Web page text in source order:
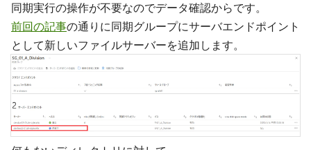
同期実行の操作が不要なのでデータ確認からです。
前回の記事の通りに同期グループにサーバエンドポイント
として新しいファイルサーバーを追加します。